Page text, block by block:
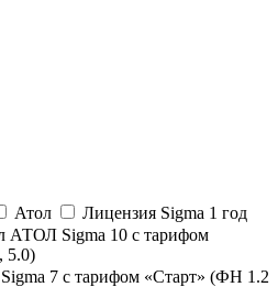
Атол
Лицензия Sigma 1 год
АТОЛ Sigma 10 с тарифом
5.0)
7 с тарифом «Старт» (ФН 1.2